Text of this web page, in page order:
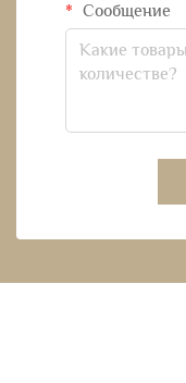
Сообщение